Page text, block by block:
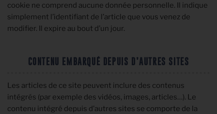
cookie ne comprend aucune donnée personnelle. Il indique
simplement l’identifiant de l’article que vous venez de
modifier. Il expire au bout d’un jour.
CONTENU EMBARQUÉ DEPUIS D’AUTRES SITES
Les articles de ce site peuvent inclure des contenus
intégrés (par exemple des vidéos, images, articles…). Le
contenu intégré depuis d’autres sites se comporte de la